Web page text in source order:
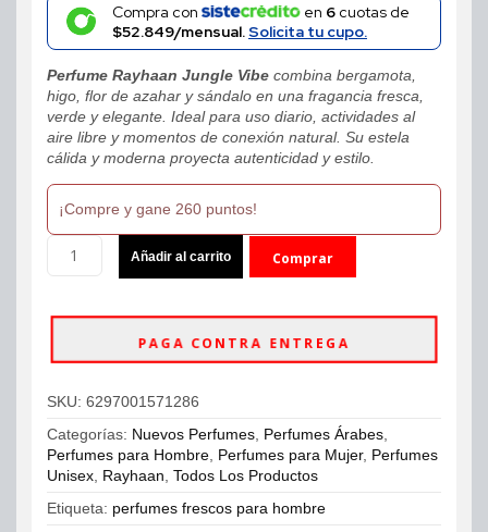
Compra con en 6cuotas de
$52.849/mensual.Solicita tu cupo.
Perfume Rayhaan Jungle Vibe combina bergamota,
higo, flor de azahar y sándalo en una fragancia fresca,
verde y elegante. Ideal para uso diario, actividades al
aire libre y momentos de conexión natural. Su estela
cálida y moderna proyecta autenticidad y estilo.
¡Compre y gane 260 puntos!
Rayhaan
Parfum
Unisex
cantidad
Añadir al carrito Comprar
PAGA CONTRA ENTREGA
SKU: 6297001571286
Categorías: Nuevos Perfumes Perfumes Árabes
Perfumes para Hombre Perfumes para Mujer, Perfumes
Unisex Rayhaan Todos Los Productos
Etiqueta: perfumes frescos para hombre